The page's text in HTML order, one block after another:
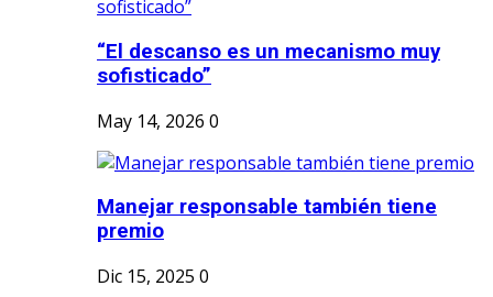
“El descanso es un mecanismo muy
sofisticado”
May 14, 2026 0
Manejar responsable también tiene
premio
Dic 15, 2025 0